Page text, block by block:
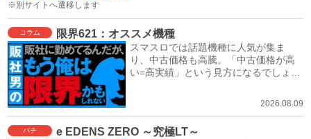
※別サイトへ遷移します
コラム 限界621：オススメ機種
スマスロでは話題機種に人気が集ま
り、中古価格も高騰。「中古価格が高
い=高実績」という見方になるでしょ
2026.08.09
パチ e EDENS ZERO ～究極LT～